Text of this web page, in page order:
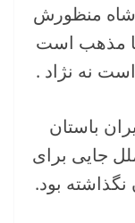
شاه منظورش
مذهب است
نه نژاد .
باستان
جایی برای
بود.